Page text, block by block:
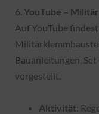
6.YouTube –
Auf YouTube
Bauanleitungen,
vorgestellt.
Aktivität: